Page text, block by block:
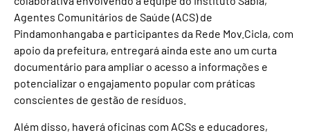
Agentes Comunitários de Saúde (ACS) de
Pindamonhangaba e participantes da Rede Mov.Cicla, com
apoio da prefeitura, entregará ainda este ano um curta
documentário para ampliar o acesso a informações e
potencializar o engajamento popular com práticas
conscientes de gestão de resíduos.
Além disso, haverá oficinas com ACSs e educadores,